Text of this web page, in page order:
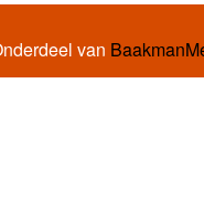
van